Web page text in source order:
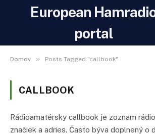
European
portal
Domov » Posts Tagged "callbook"
CALLBOOK
Rádioamatérsky callbook je zoznam
značiek a adries. Často býva doplnený o